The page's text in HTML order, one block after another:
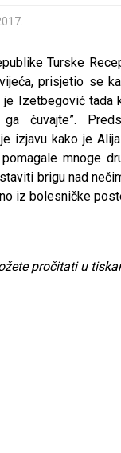
Turske
prisjetio se
Izetbegović tada
čuvajte”.
izjavu kako je
mnoge
brigu nad
iz bolesničke
pročitati u